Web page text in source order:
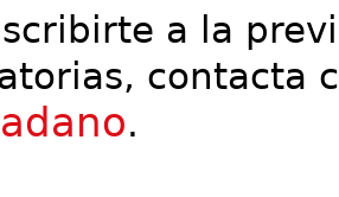
a la
contacta
.